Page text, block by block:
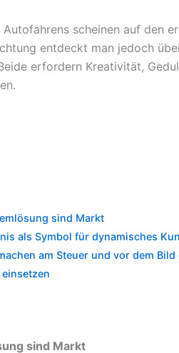
scheinen auf den
entdeckt man jedoch
erfordern Kreativität,
sind Markt
als Symbol für dynamisches
am Steuer und vor dem Bild
sind Markt